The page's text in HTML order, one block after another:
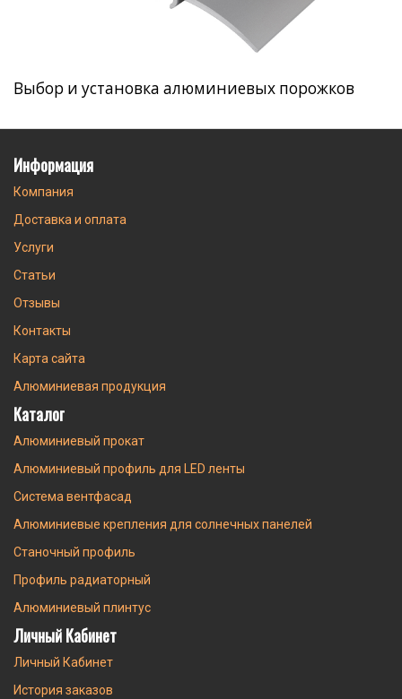
Выбор и установка алюминиевых порожков
Информация
Компания
Доставка и оплата
Услуги
Статьи
Отзывы
Контакты
Карта сайта
Алюминиевая продукция
Каталог
Алюминиевый прокат
Алюминиевый профиль для LED ленты
Система вентфасад
Алюминиевые крепления для солнечных панелей
Станочный профиль
Профиль радиаторный
Алюминиевый плинтус
Личный Кабинет
Личный Кабинет
История заказов